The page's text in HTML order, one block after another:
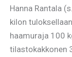
Hanna Rantala
kilon
haamuraja 100
tilastokakkonen